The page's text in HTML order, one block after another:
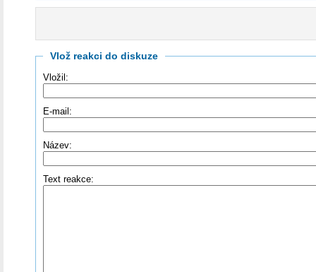
Vlož reakci do diskuze
Vložil:
E-mail:
Název:
Text reakce: